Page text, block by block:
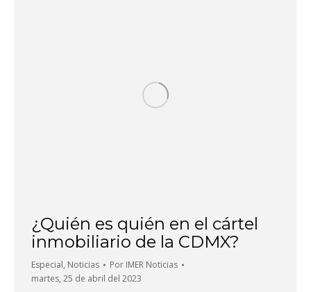
¿Quién es quién en el cártel
inmobiliario de la CDMX?
Especial, Noticias Por IMER Noticias
martes, 25 de abril del 2023